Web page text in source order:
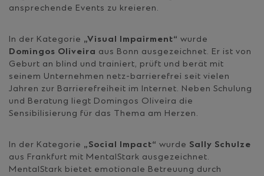
ansprechende Events zu kreieren.
In der Kategorie „Visual Impairment“ wurde
Domingos Oliveira aus Bonn ausgezeichnet. Er ist von
Geburt an blind und trainiert, prüft und berät mit
seinem Unternehmen netz-barrierefrei seit vielen
Jahren zur Barrierefreiheit im Internet. Neben Schulung
und Beratung liegt Domingos Oliveira die
Sensibilisierung für das Thema am Herzen.
In der Kategorie „Social Impact“ wurde Sally Schulze
aus Frankfurt mit MentalStark ausgezeichnet.
MentalStark bietet emotionale Betreuung durch